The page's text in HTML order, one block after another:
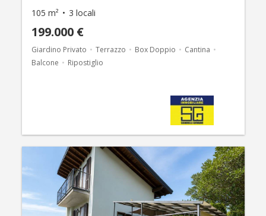
105 m² 3 locali
199.000 €
Giardino Privato Terrazzo Box Doppio
Cantina
Balcone
Ripostiglio